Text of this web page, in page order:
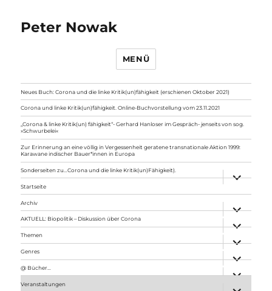
Peter Nowak
MENÜ
Neues Buch: Corona und die linke Kritik(un)fähigkeit (erschienen Oktober 2021)
Corona und linke Kritik(un)fähigkeit. Online-Buchvorstellung vom 23.11.2021
„Corona & linke Kritik(un) fähigkeit“- Gerhard Hanloser im Gespräch- jenseits von sog.
»Schwurbelei«
Zur Erinnerung an eine völlig in Vergessenheit geratene transnationale Aktion 1999:
Karawane indischer Bauer*innen in Europa
Sonderseiten zu…Corona und die linke Kritik(un)Fähigkeit).
anzeigen
Startseite
Archiv
anzeigen
AKTUELL: Biopolitik – Diskussion über Corona
anzeigen
Themen
anzeigen
Genres
anzeigen
@ Bücher…
Veranstaltungen